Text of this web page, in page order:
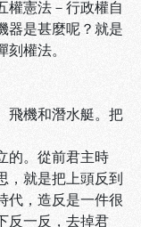
權憲法－行政權自
器是甚麼呢？就是
權法。
飛機和潛水艇。把
的。從前君主時
，就是把上頭反到
代，造反是一件很
反一反，去掉君